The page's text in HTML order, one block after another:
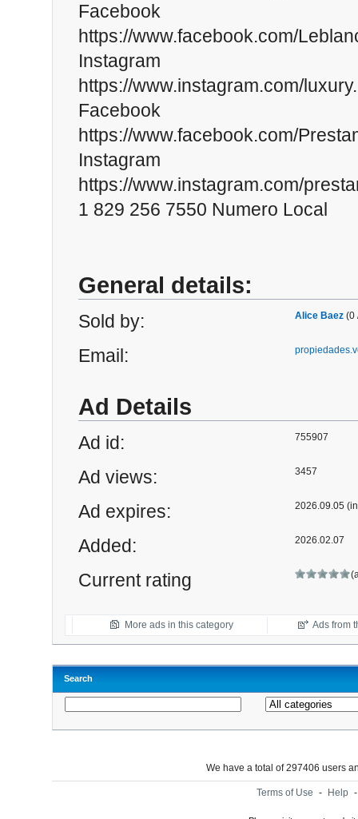
Facebook
https://www.facebook.com/
Instagram
https://www.instagram.com/
Facebook
https://www.facebook.com/
Instagram
https://www.instagram.com/
1 829 256 7550 Numero Local
General details:
Sold by: Alice Baez (0
Email:
Ad Details
Ad id: 755907
Ad views: 3457
Ad expires: 2026.09.05
Added: 2026.02.07
Current rating
More ads in this category Ads from
Search
We have a total of 297406 users
Terms of Use - Help